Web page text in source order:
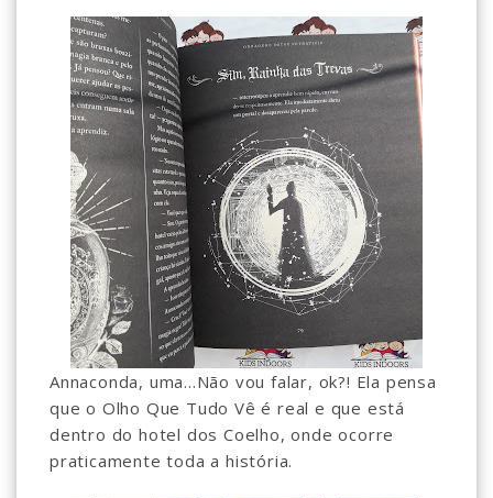
Annaconda, uma...Não vou falar, ok?! Ela pensa
que o Olho Que Tudo Vê é real e que está
dentro do hotel dos Coelho, onde ocorre
praticamente toda a história.